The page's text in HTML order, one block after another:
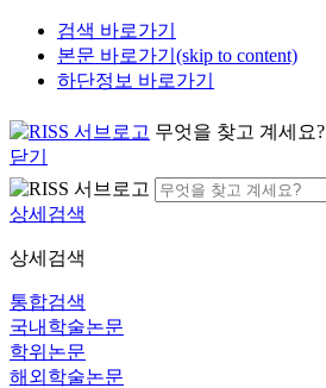
검색 바로가기
본문 바로가기(skip to content)
하단정보 바로가기
무엇을 찾고 계세요?
닫기
상세검색
상세검색
통합검색
국내학술논문
학위논문
해외학술논문